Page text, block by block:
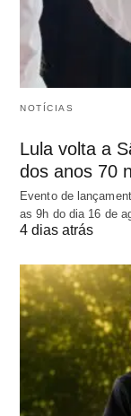
NOTÍCIAS
Lula volta a
dos anos 70
Evento de
as 9h do dia 16 de
4 dias atrás